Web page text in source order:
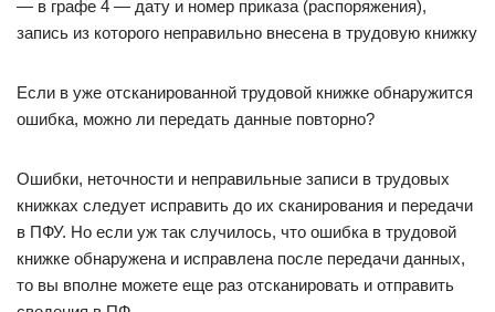
— в графе 4 — дату и номер приказа (распоряжения),
запись из которого неправильно внесена в трудовую книжку
Если в уже отсканированной трудовой книжке обнаружится
ошибка, можно ли передать данные повторно?
Ошибки, неточности и неправильные записи в трудовых
книжках следует исправить до их сканирования и передачи
в ПФУ. Но если уж так случилось, что ошибка в трудовой
книжке обнаружена и исправлена после передачи данных,
то вы вполне можете еще раз отсканировать и отправить